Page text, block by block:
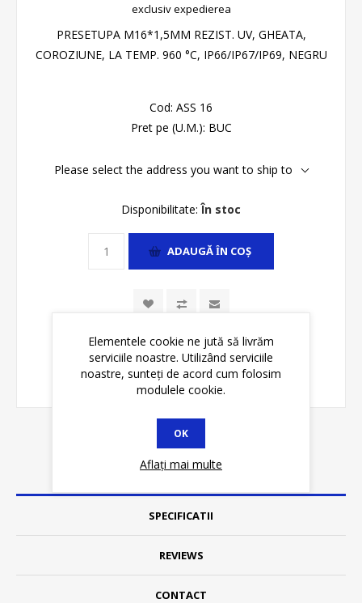
exclusivexpedierea
PRESETUPA M16*1,5MM REZIST. UV, GHEATA,
COROZIUNE, LA TEMP. 960 °C, IP66/IP67/IP69, NEGRU
Cod: ASS 16
Pret pe (U.M.): BUC
Please select the address you want to ship to
Disponibilitate: În stoc
ADAUGĂ ȊN COŞ
DETALII
SPECIFICATII
REVIEWS
CONTACT
Elementele cookie ne jută să livrăm
serviciile noastre. Utilizând serviciile
noastre, sunteți de acord cum folosim
modulele cookie.
OK
Aflați mai multe